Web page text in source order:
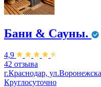
Бани & Сауны.
4,9
42 отзыва
г.Краснодар,
Круглосуточно